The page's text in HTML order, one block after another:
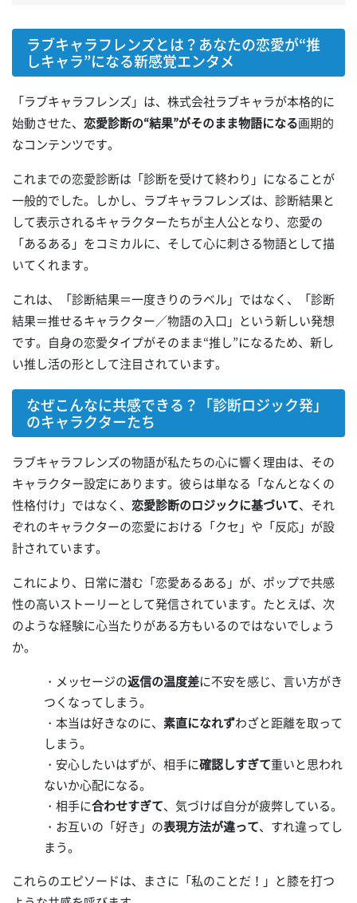
ラブキャラフレンズとは？あなたの恋愛が“推
しキャラ”になる新感覚エンタメ
「ラブキャラフレンズ」は、株式会社ラブキャラが本格的に
始動させた、 恋愛診断の“結果”がそのまま物語になる画期的
なコンテンツです。
これまでの恋愛診断は「診断を受けて終わり」になることが
一般的でした。しかし、ラブキャラフレンズは、診断結果と
して表示されるキャラクターたちが主人公となり、恋愛の
「あるある」をコミカルに、そして心に刺さる物語として描
いてくれます。
これは、「診断結果＝一度きりのラベル」ではなく、「診断
結果＝推せるキャラクター／物語の入口」という新しい発想
です。自身の恋愛タイプがそのまま“推し”になるため、新し
い推し活の形として注目されています。
なぜこんなに共感できる？「診断ロジック発」
のキャラクターたち
ラブキャラフレンズの物語が私たちの心に響く理由は、その
キャラクター設定にあります。彼らは単なる「なんとなくの
性格付け」ではなく、 恋愛診断のロジックに基づいて、それ
ぞれのキャラクターの恋愛における「クセ」や「反応」が設
計されています。
これにより、日常に潜む「恋愛あるある」が、ポップで共感
性の高いストーリーとして発信されています。たとえば、次
のような経験に心当たりがある方もいるのではないでしょう
か。
・メッセージの返信の温度差に不安を感じ、言い方がき
つくなってしまう。
・本当は好きなのに、 素直になれずわざと距離を取って
しまう。
・安心したいはずが、相手に確認しすぎて重いと思われ
ないか心配になる。
・相手に合わせすぎて、気づけば自分が疲弊している。
・お互いの「好き」の表現方法が違って、すれ違ってし
まう。
これらのエピソードは、まさに「私のことだ！」と膝を打つ